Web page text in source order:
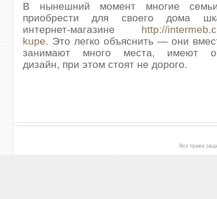
В нынешний момент многие
приобрести для своего дома
интернет-магазине http://
kupe. Это легко объяснить — они
занимают много места, имеют
дизайн, при этом стоят не дорого.
Все права